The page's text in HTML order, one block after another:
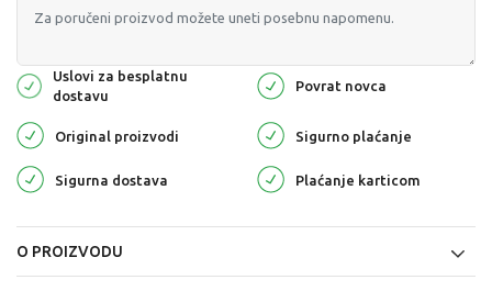
Uslovi za besplatnu
dostavu
Povrat novca
Original proizvodi Sigurno plaćanje
Sigurna dostava Plaćanje karticom
O PROIZVODU